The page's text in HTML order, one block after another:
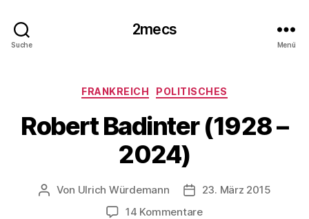
Suche
2mecs
Menü
Kategorien
FRANKREICH POLITISCHES
Robert Badinter (1928 –
2024)
Beitragsautor
Von Ulrich Würdemann Beitragsdatum
23. März 2015
14 Kommentarezu